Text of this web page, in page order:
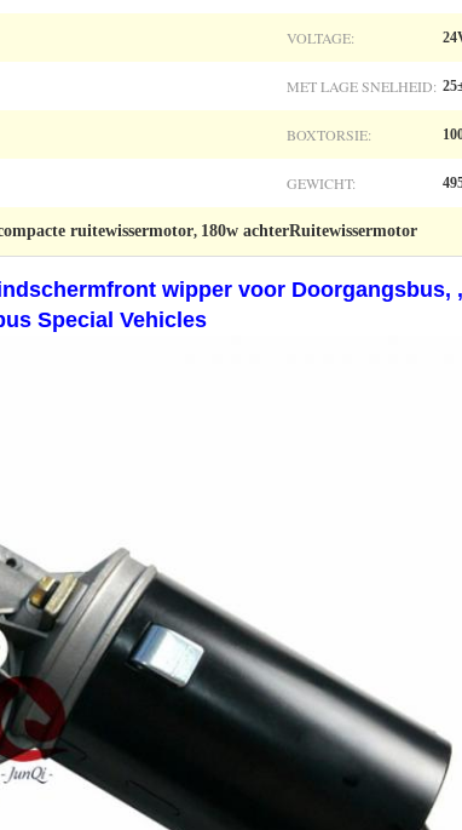
VOLTAGE:
MET LAGE SNELHEID:
BOXTORSIE:
GEWICHT:
ruitewissermotor, 180w achterRuitewissermotor
wipper voor Doorgangsbus,
Special Vehicles